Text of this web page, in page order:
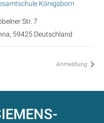
Königsborn
Str. 7
, 59425 Deutschland
Anmeldung